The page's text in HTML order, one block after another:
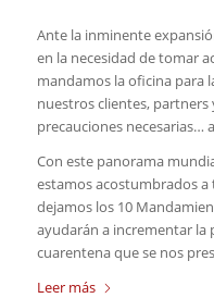
Ante la inminente
en la necesidad de tomar
mandamos la oficina para
nuestros clientes,
precauciones necesarias…
Con este panorama
estamos acostumbrados a
dejamos los 10
ayudarán a incrementar
cuarentena que se nos
Leer más